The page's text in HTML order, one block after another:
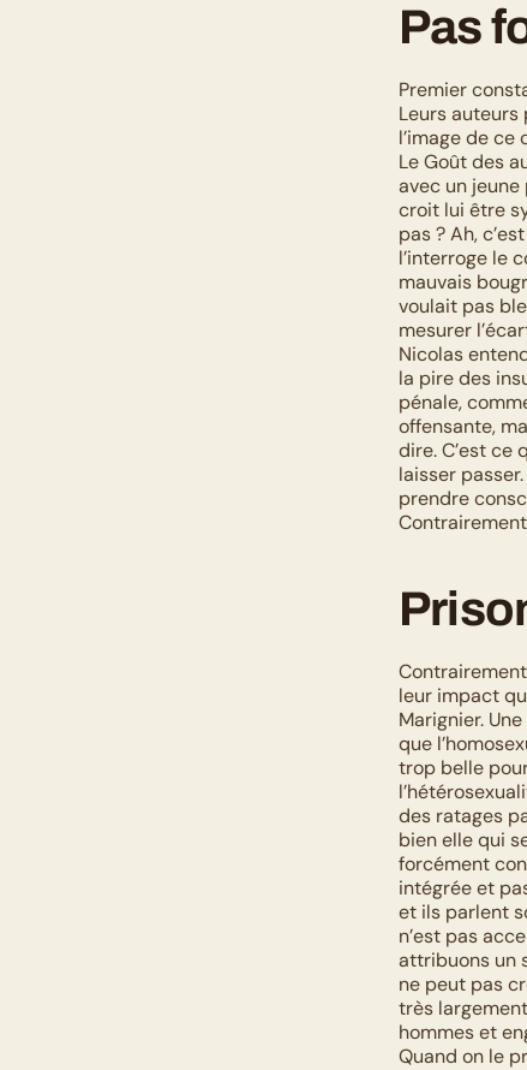
Pas
Premier
Leurs
l’image de
Le Goût des
avec un
croit lui être
pas ? Ah,
l’interroge le
mauvais
voulait pas
mesurer
Nicolas
la pire des
pénale,
offensante,
dire. C’est ce
laisser
prendre
leur impact
Marignier.
que
trop belle
des ratages
bien elle qui
forcément
intégrée et
et ils parlent
n’est pas
attribuons un
ne peut pas
très
hommes et
Quand on le